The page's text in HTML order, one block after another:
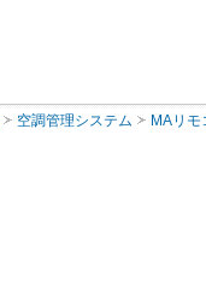
空調管理システム MAリモ